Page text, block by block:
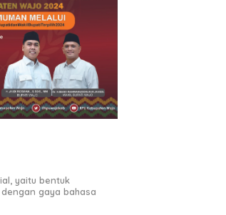
yaitu bentuk
gaya bahasa